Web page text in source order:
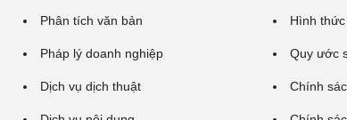
Phân tích văn bản
Pháp lý doanh nghiệp
Dịch vụ dịch thuật
Hình
Quy ước
Chính